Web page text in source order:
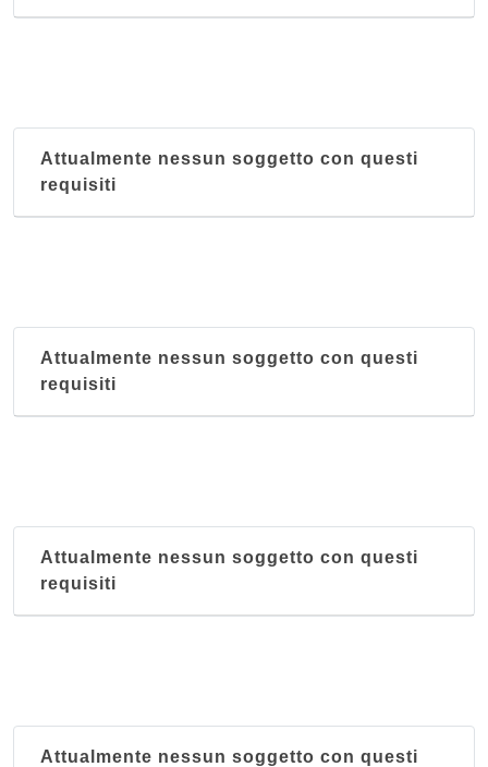
Attualmente nessun soggetto con questi
requisiti
Attualmente nessun soggetto con questi
requisiti
Attualmente nessun soggetto con questi
requisiti
Attualmente nessun soggetto con questi